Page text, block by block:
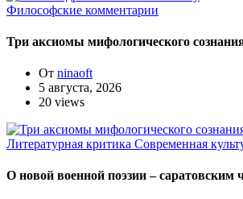
Философские комментарии
Три аксиомы мифологического
От ninaoft
5 августа, 2026
20 views
Литературная критика Современная
О новой военной поэзии – саратовским